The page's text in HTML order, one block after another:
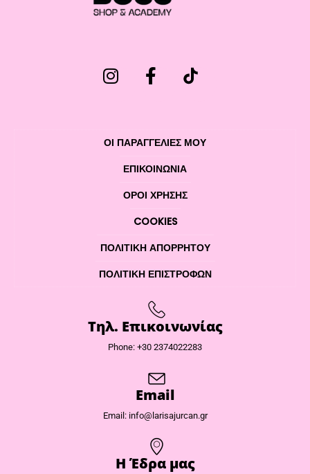
ΟΙ ΠΑΡΑΓΓΕΛΙΕΣ ΜΟΥ
ΕΠΙΚΟΙΝΩΝΊΑ
ΌΡΟΙ ΧΡΉΣΗΣ
COOKIES
ΠΟΛΙΤΙΚΉ ΑΠΟΡΡΉΤΟΥ
ΠΟΛΙΤΙΚΉ ΕΠΙΣΤΡΟΦΏΝ
Τηλ. Επικοινωνίας
Phone: +30 2374022283
Email
Email: info@larisajurcan.gr
Η Έδρα μας​